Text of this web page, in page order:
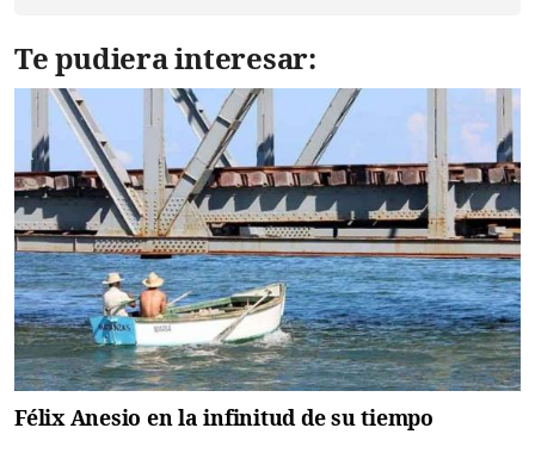
Te pudiera interesar:
Félix Anesio en la infinitud de su tiempo